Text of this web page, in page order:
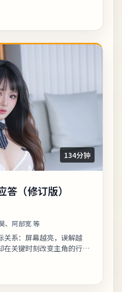
座：午夜传真逆...
134分钟
（修订版）
、阿部宽 等
关系：屏幕越亮，误解越
在关键时刻改变主角的行动
无人应答（修订版...